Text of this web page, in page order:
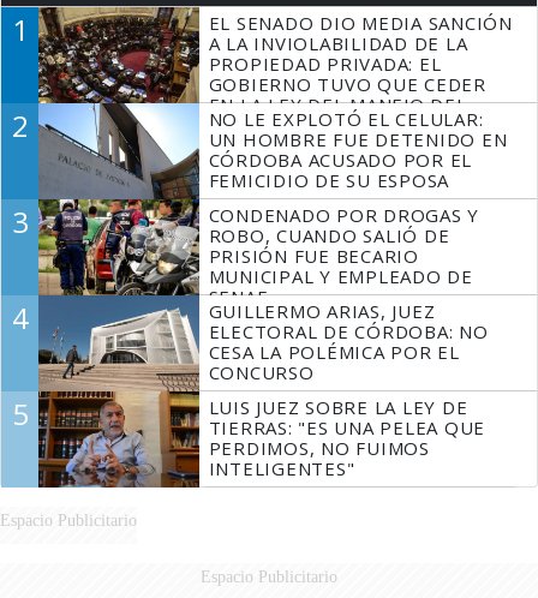
1
EL SENADO DIO MEDIA SANCIÓN
A LA INVIOLABILIDAD DE LA
PROPIEDAD PRIVADA: EL
GOBIERNO TUVO QUE CEDER
EN LA LEY DEL MANEJO DEL
FUEGO
2
NO LE EXPLOTÓ EL CELULAR:
UN HOMBRE FUE DETENIDO EN
CÓRDOBA ACUSADO POR EL
FEMICIDIO DE SU ESPOSA
3
CONDENADO POR DROGAS Y
ROBO, CUANDO SALIÓ DE
PRISIÓN FUE BECARIO
MUNICIPAL Y EMPLEADO DE
SENAF
4
GUILLERMO ARIAS, JUEZ
ELECTORAL DE CÓRDOBA: NO
CESA LA POLÉMICA POR EL
CONCURSO
5
LUIS JUEZ SOBRE LA LEY DE
TIERRAS: "ES UNA PELEA QUE
PERDIMOS, NO FUIMOS
INTELIGENTES"
Espacio Publicitario
Espacio Publicitario